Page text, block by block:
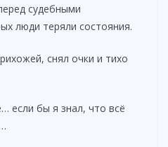
судебными
люди теряли состояния.
снял очки и тихо
если бы я знал, что всё